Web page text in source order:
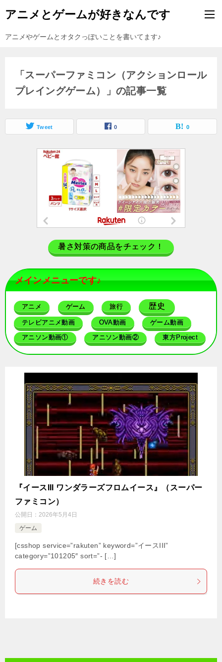
アニメとゲームが好きなんです
アニメやゲームとオタクっぽいことを書いてます♪
「スーパーファミコン（アクションロール
プレイングゲーム）」の記事一覧
Tweet 0 0
暑さ対策の商品をチェック！
メインメニューです♪
アニメ ゲーム 旅行 歴史
テレビアニメ動画 OVA動画 ゲーム動画
アニソン動画① アニソン動画② 東方Project
『イースIII ワンダラーズフロムイース』（スーパー
ファミコン）
公開日： 2026年5月4日
ゲーム
[csshop service=”rakuten” keyword=”イースIII”
category=”101205″ sort=”- […]
続きを読む